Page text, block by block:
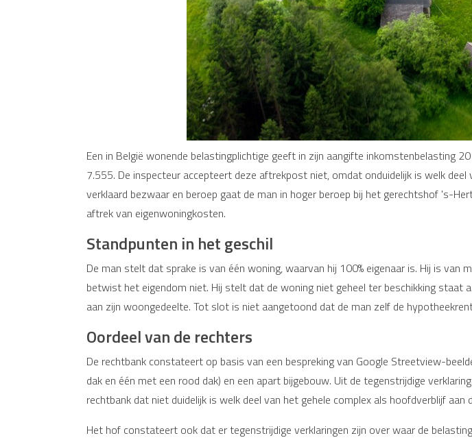
Een in België wonende belastingplichtige geeft in zijn aangifte inkomstenbelasting
7.555. De inspecteur accepteert deze aftrekpost niet, omdat onduidelijk is welk
verklaard bezwaar en beroep gaat de man in hoger beroep bij het gerechtshof 's-
aftrek van eigenwoningkosten.
Standpunten in het geschil
De man stelt dat sprake is van één woning, waarvan hij 100% eigenaar is. Hij is
betwist het eigendom niet. Hij stelt dat de woning niet geheel ter beschikking staat
aan zijn woongedeelte. Tot slot is niet aangetoond dat de man zelf de
Oordeel van de rechters
De rechtbank constateert op basis van een bespreking van Google Streetview-
dak en één met een rood dak) en een apart bijgebouw. Uit de tegenstrijdige
rechtbank dat niet duidelijk is welk deel van het gehele complex als hoofdverblijf aan
Het hof constateert ook dat er tegenstrijdige verklaringen zijn over waar de